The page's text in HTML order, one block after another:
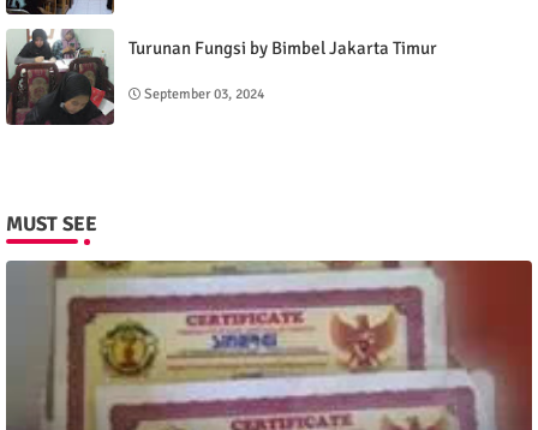
Turunan Fungsi by Bimbel Jakarta Timur
September 03, 2024
MUST SEE